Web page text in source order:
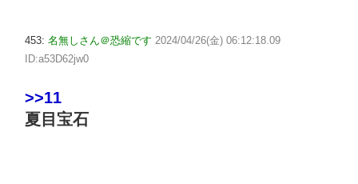
453: 名無しさん＠恐縮です 2024/04/26(金) 06:12:18.09
ID:a53D62jw0
>>11
夏目宝石